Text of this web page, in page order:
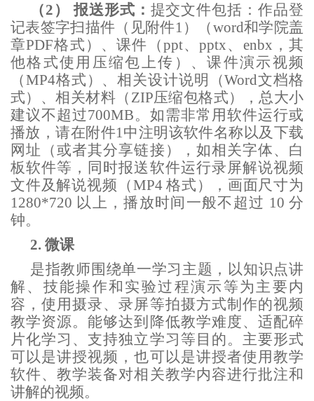
（2） 报送形式： 提交文件包括：作品登
记表签字扫描件（见附件1）（word和学院盖
章PDF格式）、课件（ppt、pptx、enbx，其
他格式使用压缩包上传）、课件演示视频
（MP4格式）、相关设计说明（Word文档格
式）、相关材料（ZIP压缩包格式），总大小
建议不超过700MB。如需非常用软件运行或
播放，请在附件1中注明该软件名称以及下载
网址（或者其分享链接），如相关字体、白
板软件等，同时报送软件运行录屏解说视频
文件及解说视频（MP4 格式），画面尺寸为
1280*720 以上，播放时间一般不超过 10 分
钟。
2. 微课
是指教师围绕单一学习主题，以知识点讲
解、技能操作和实验过程演示等为主要内
容，使用摄录、录屏等拍摄方式制作的视频
教学资源。能够达到降低教学难度、适配碎
片化学习、支持独立学习等目的。主要形式
可以是讲授视频，也可以是讲授者使用教学
软件、教学装备对相关教学内容进行批注和
讲解的视频。